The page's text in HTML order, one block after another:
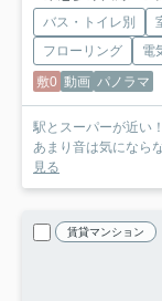
バス・トイレ別
フローリング
電
敷0 動画 パノラマ
駅とスーパーが近い
あまり音は気になら
見る
賃貸マンション